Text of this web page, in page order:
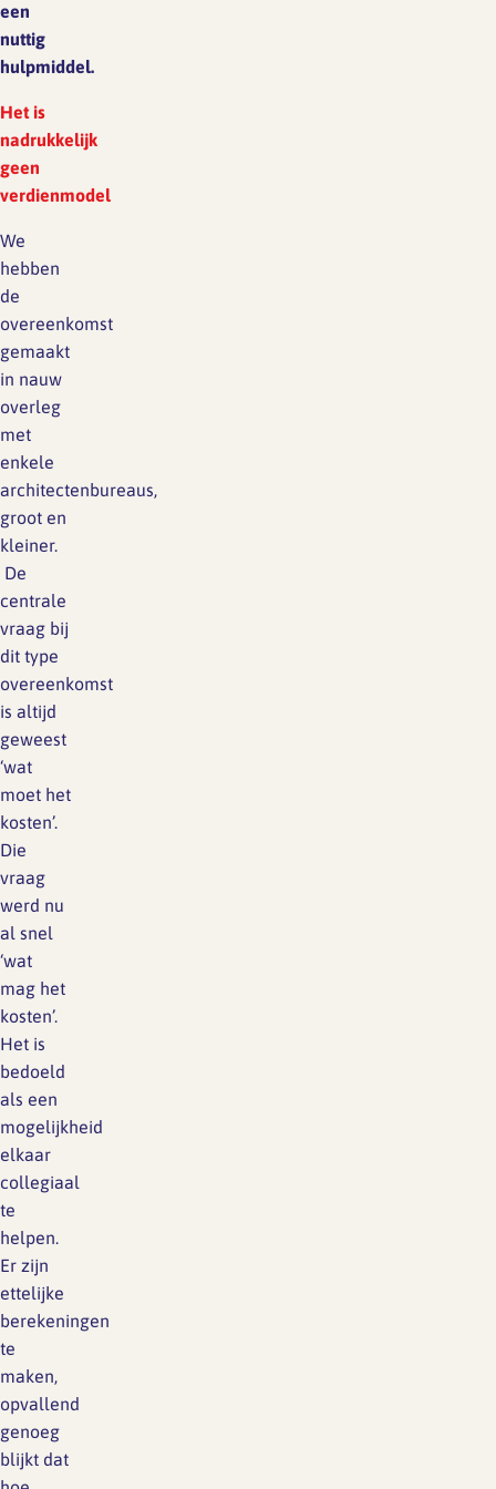
een
nuttig
hulpmiddel.
Het is
nadrukkelijk
geen
verdienmodel
We
hebben
de
overeenkomst
gemaakt
in nauw
overleg
met
enkele
architectenbureaus,
groot en
kleiner.
De
centrale
vraag bij
dit type
overeenkomst
is altijd
geweest
‘wat
moet het
kosten’.
Die
vraag
werd nu
al snel
‘wat
mag het
kosten’.
Het is
bedoeld
als een
mogelijkheid
elkaar
collegiaal
te
helpen.
Er zijn
ettelijke
berekeningen
te
maken,
opvallend
genoeg
blijkt dat